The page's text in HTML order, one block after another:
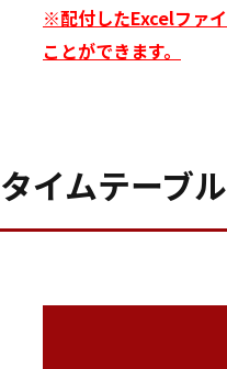
※配付したExcelファ
ことができます。
タイムテーブル